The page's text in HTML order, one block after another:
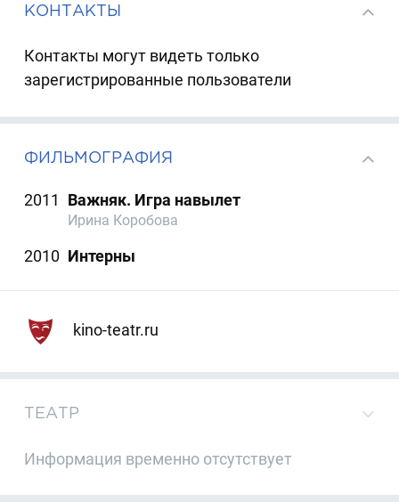
КОНТАКТЫ
Контакты могут видеть только
зарегистрированные пользователи
ФИЛЬМОГРАФИЯ
2011 Важняк. Игра навылет
Ирина Коробова
2010 Интерны
kino-teatr.ru
ТЕАТР
Информация временно отсутствует